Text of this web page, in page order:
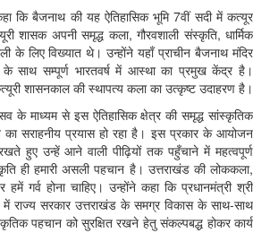
कि बैजनाथ की यह ऐतिहासिक भूमि 7वीं सदी में कत्यूर
शासक अपनी समृद्ध कला, गौरवशाली संस्कृति, धार्मिक
के लिए विख्यात थे। उन्होंने यहाँ प्राचीन बैजनाथ मंदिर
के साथ सम्पूर्ण भारतवर्ष में आस्था का प्रमुख केंद्र है।
शासनकाल की स्थापत्य कला का उत्कृष्ट उदाहरण है।
के माध्यम से इस ऐतिहासिक क्षेत्र की समृद्ध सांस्कृतिक
का सराहनीय प्रयास हो रहा है। इस प्रकार के आयोजन
हुए उन्हें आने वाली पीढ़ियों तक पहुँचाने में महत्वपूर्ण
ही हमारी असली पहचान है। उत्तराखंड की लोककला,
गर्व होना चाहिए। उन्होंने कहा कि प्रधानमंत्री श्री
में राज्य सरकार उत्तराखंड के समग्र विकास के साथ-साथ
पहचान को सुरक्षित रखने हेतु संकल्पबद्ध होकर कार्य